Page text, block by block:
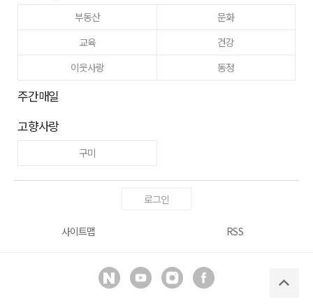
부동산
문화
교육
건강
이웃사랑
동정
주간매일
고향사랑
구미
로그인
사이트맵 RSS